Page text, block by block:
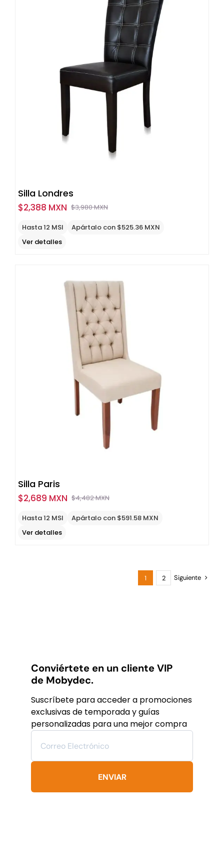
Silla Londres
$3,980 MXNOriginal
price
$2,388 MXN
Current
price
Hasta 12 MSI
Apártalo con $525.36 MXN
Ver detalles
Silla Paris
$4,482 MXNOriginal
price
$2,689 MXN
Current
price
Hasta 12 MSI
Apártalo con $591.58 MXN
Ver detalles
1 2 Siguiente
Conviértete en un cliente VIP
de Mobydec.
Suscríbete para acceder a promociones
exclusivas de temporada y guías
personalizadas para una mejor compra
ENVIAR